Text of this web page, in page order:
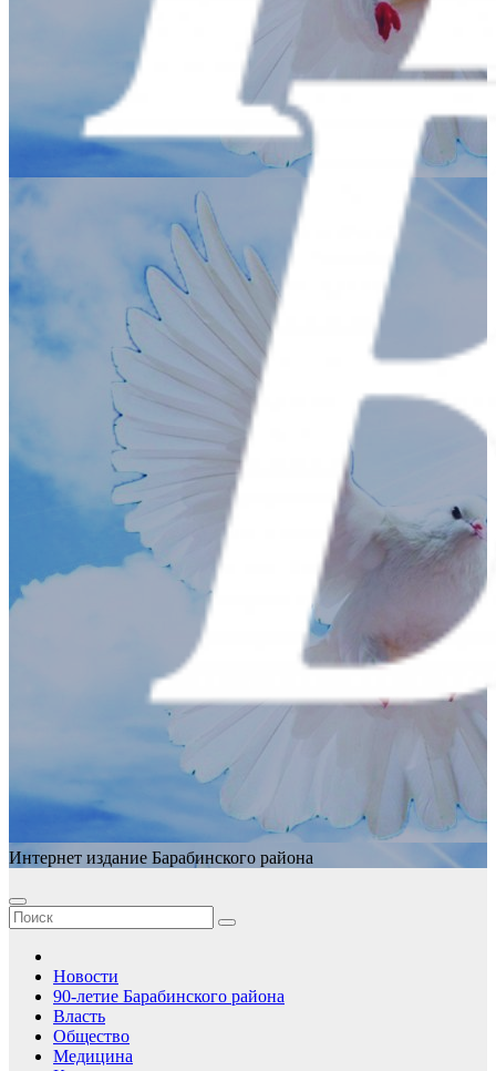
Интернет издание Барабинского района
Новости
90-летие Барабинского района
Власть
Общество
Медицина